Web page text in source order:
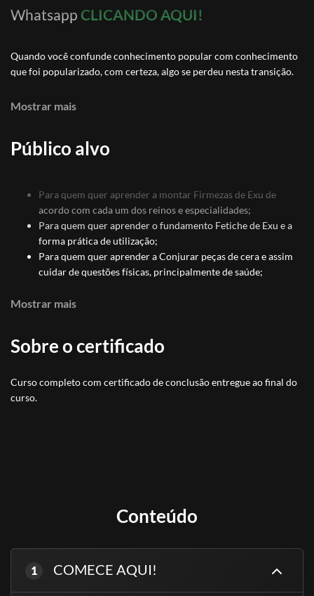
Whatsapp CLICANDO AQUI!
Quando você confunde conhecimento popular com conhecimento
que foi popularizado, com certeza, algo se perdeu nesta transição.
Nos últimos anos eu, Tata Jorge Scritori, assisto a popularização de
detalhes, intenções e caminhos fazem total diferença, tanto no
resultado esperado de uma firmeza quanto na ação de Fetiches e
Conjuros em peças de cera.
Mostrar mais
Público alvo
Para quem quer aprender a montar Firmezas de Exu de
acordo com cada um dos reinos e especialidades;
Para quem quer aprender o fundamento Fetiche de Exu e a
forma prática de utilização;
Para quem quer aprender a Conjurar peças de cera e assim
cuidar de questões físicas, principalmente de saúde;
depender de terreiro ou pai de santo;
Para quem não incorpora e precisa aprender Firmezas de
Mostrar mais
Sobre o certificado
Curso completo com certificado de conclusão entregue ao final do
curso.
Conteúdo
1 COMECE AQUI!